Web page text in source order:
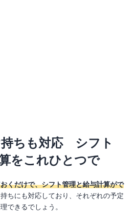
ちも対応 シフト
をこれひとつで
くだけで、シフト管理と給与計算がで
ちにも対応しており、それぞれの予定
できるでしょう。